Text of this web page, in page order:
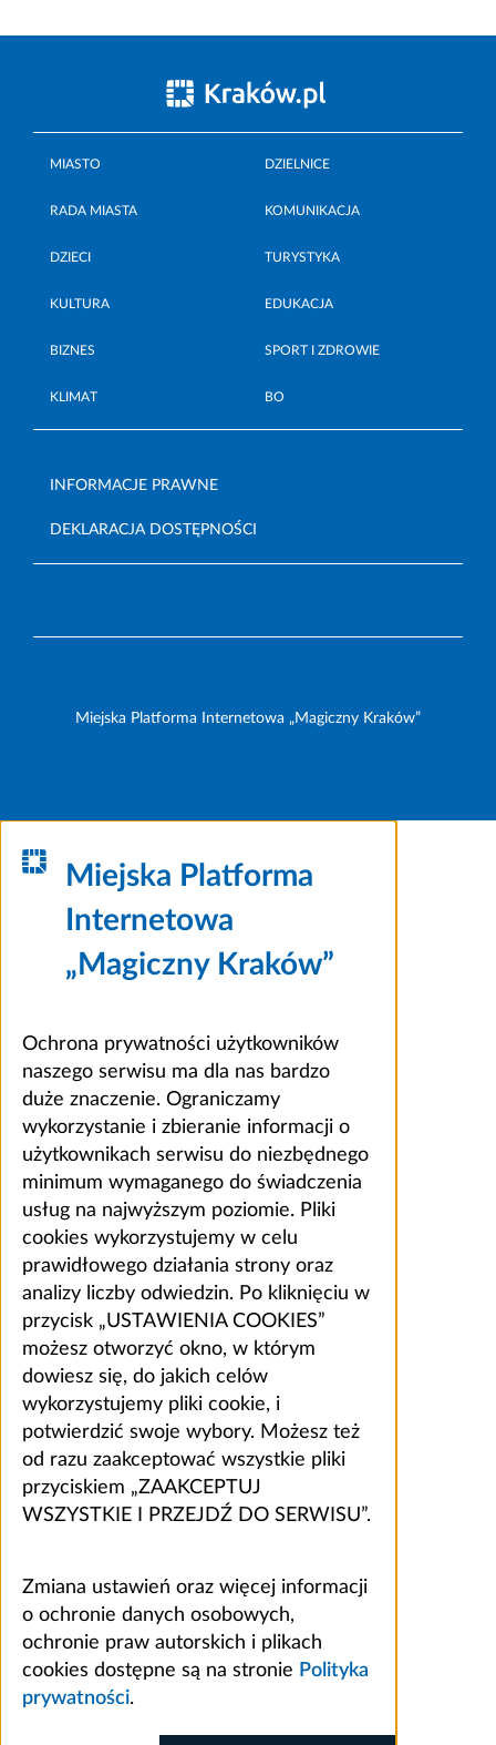
MIASTO DZIELNICE
RADA MIASTA KOMUNIKACJA
DZIECI TURYSTYKA
KULTURA EDUKACJA
BIZNES SPORT I ZDROWIE
KLIMAT BO
INFORMACJE PRAWNE
DEKLARACJA DOSTĘPNOŚCI
Miejska Platforma Internetowa „Magiczny Kraków”
Miejska Platforma
Internetowa
„Magiczny Kraków”
Ochrona prywatności użytkowników
naszego serwisu ma dla nas bardzo
duże znaczenie. Ograniczamy
wykorzystanie i zbieranie informacji o
użytkownikach serwisu do niezbędnego
minimum wymaganego do świadczenia
usług na najwyższym poziomie. Pliki
cookies wykorzystujemy w celu
prawidłowego działania strony oraz
analizy liczby odwiedzin. Po kliknięciu w
przycisk „USTAWIENIA COOKIES”
możesz otworzyć okno, w którym
dowiesz się, do jakich celów
wykorzystujemy pliki cookie, i
potwierdzić swoje wybory. Możesz też
od razu zaakceptować wszystkie pliki
przyciskiem „ZAAKCEPTUJ
WSZYSTKIE I PRZEJDŹ DO SERWISU”.
Zmiana ustawień oraz więcej informacji
o ochronie danych osobowych,
ochronie praw autorskich i plikach
cookies dostępne są na stronie Polityka
prywatności.